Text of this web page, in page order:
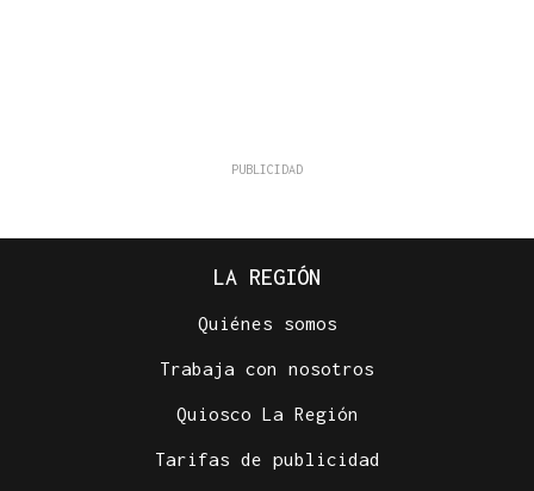
LA REGIÓN
Quiénes somos
Trabaja con nosotros
Quiosco La Región
Tarifas de publicidad